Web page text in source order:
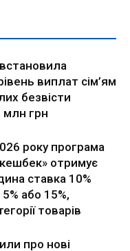
виплат сім’ям
безвісти
млн грн
року програма
отримує
ставка 10%
або 15%,
товарів
про нові